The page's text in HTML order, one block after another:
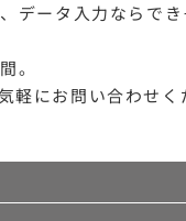
データ入力ならでき
。
軽にお問い合わせく